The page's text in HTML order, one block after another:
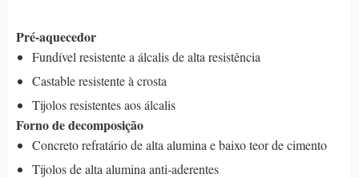
Pré-aquecedor
Fundível resistente a álcalis de alta resistência
Castable resistente à crosta
Tijolos resistentes aos álcalis
Forno de decomposição
Concreto refratário de alta alumina e baixo teor de cimento
Tijolos de alta alumina anti-aderentes